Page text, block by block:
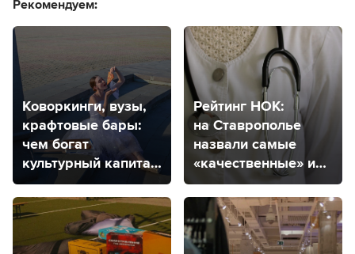
Рекомендуем:
Коворкинги, вузы,
крафтовые бары:
чем богат
культурный капитал
Ставрополя?
Рейтинг НОК:
на Ставрополье
назвали самые
«качественные» и
«некачественные»
медицинские
организации